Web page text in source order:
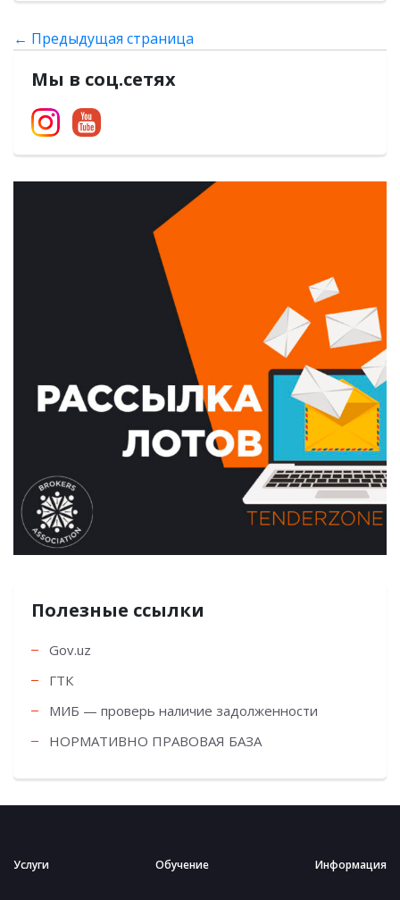
← Предыдущая страница
Мы в соц.сетях
Полезные ссылки
Gov.uz
ГТК
МИБ — проверь наличие задолженности
НОРМАТИВНО ПРАВОВАЯ БАЗА
Услуги Обучение Информация